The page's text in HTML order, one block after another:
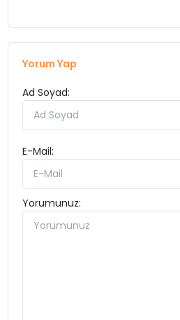
Yorum Yap
Ad Soyad:
E-Mail:
Yorumunuz: